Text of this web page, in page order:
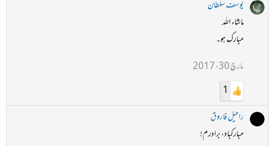
یوسف سلطان
ماشاء اللہ
مبارک ہو۔
مارچ 30، 2017
1
راحیل فاروق
مبارکباد، برادرم!